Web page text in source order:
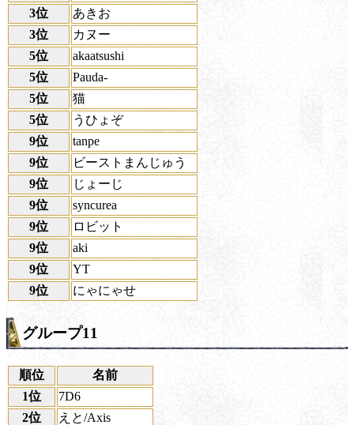
3位
あきお
3位
カヌー
5位
akaatsushi
5位
Pauda-
5位
猫
5位
うひょぞ
9位
tanpe
9位
ビーストまんじゅう
9位
じょーじ
9位
syncurea
9位
ロビット
9位
aki
9位
YT
9位
にゃにゃせ
グループ11
順位
名前
1位
7D6
2位
えと/Axis